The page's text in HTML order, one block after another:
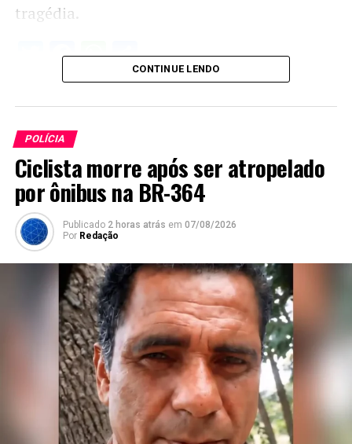
tragédia.
Twitter
Facebook
WhatsApp
Share
CONTINUE LENDO
POLÍCIA
Ciclista morre após ser atropelado
por ônibus na BR-364
Publicado 2 horas atrás em 07/08/2026
Por Redação